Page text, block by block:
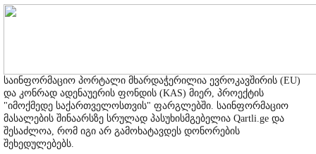
საინფორმაციო პორტალი მხარდაჭერილია ევროკავშირის (EU)
და კონრად ადენაუერის ფონდის (KAS) მიერ, პროექტის
"იმოქმედე საქართველოსთვის" ფარგლებში. საინფორმაციო
მასალების შინაარსზე სრულად პასუხისმგებელია Qartli.ge და
შესაძლოა, რომ იგი არ გამოხატავდეს დონორების
შეხედულებებს.